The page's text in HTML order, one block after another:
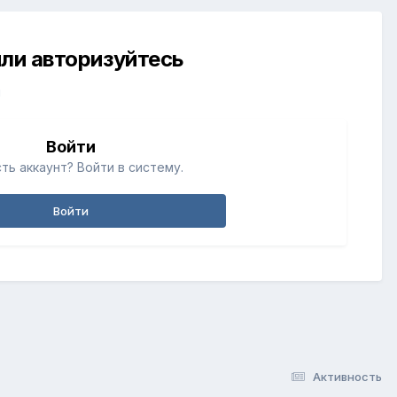
авторизуйтесь
Войти
аккаунт? Войти в систему.
Войти
Активность